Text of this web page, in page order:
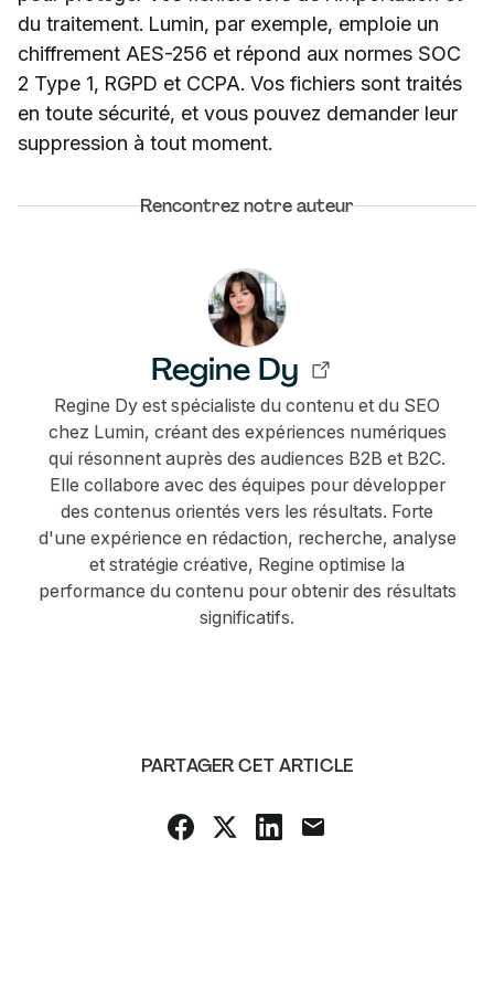
du traitement. Lumin, par exemple, emploie un
chiffrement AES-256 et répond aux normes SOC
2 Type 1, RGPD et CCPA. Vos fichiers sont traités
en toute sécurité, et vous pouvez demander leur
suppression à tout moment.
Rencontrez notre auteur
Regine Dy
Regine Dy est spécialiste du contenu et du SEO
chez Lumin, créant des expériences numériques
qui résonnent auprès des audiences B2B et B2C.
Elle collabore avec des équipes pour développer
des contenus orientés vers les résultats. Forte
d'une expérience en rédaction, recherche, analyse
et stratégie créative, Regine optimise la
performance du contenu pour obtenir des résultats
significatifs.
PARTAGER CET ARTICLE